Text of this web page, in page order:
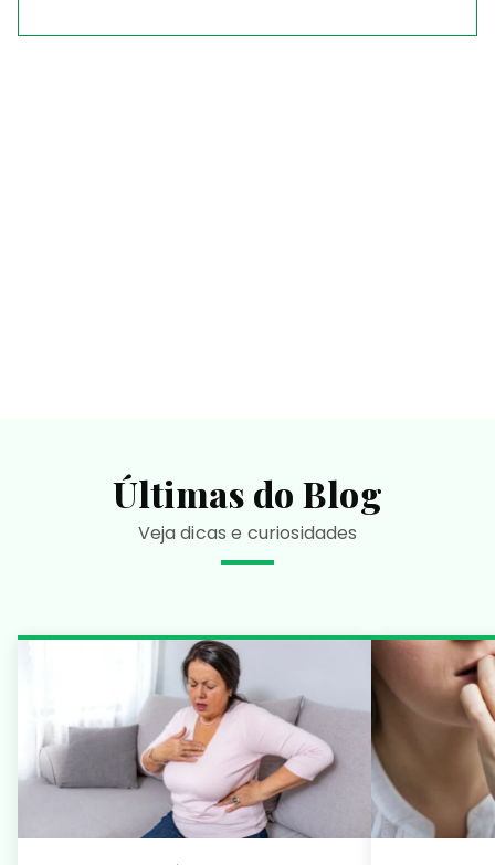
Últimas do Blog
Veja dicas e curiosidades